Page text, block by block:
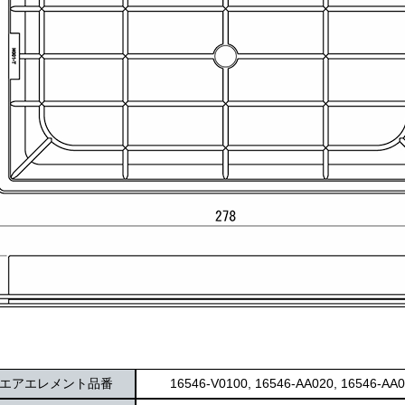
アエレメント品番 16546-V0100, 16546-AA020, 16546-